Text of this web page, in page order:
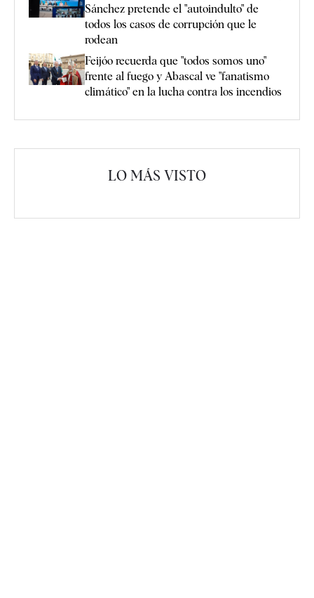
Sánchez pretende el "autoindulto" de
todos los casos de corrupción que le
rodean
Feijóo recuerda que "todos somos uno"
frente al fuego y Abascal ve "fanatismo
climático" en la lucha contra los incendios
LO MÁS VISTO